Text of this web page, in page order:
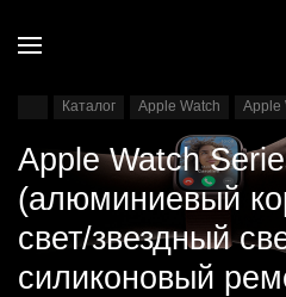
Каталог Apple Watch Apple
Apple Watch
(алюминиевый
свет/звездный
силиконовый